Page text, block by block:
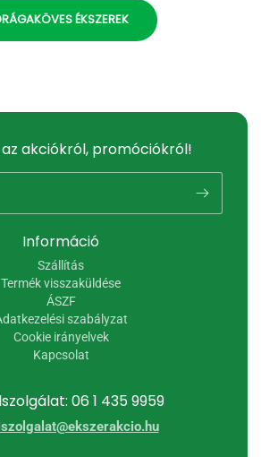
ÉKSZEREK
06 1 435 9959
Információ
Szállítás
Termék visszaküldése
ÁSZF
szabályzat
Cookie irányelvek
Kapcsolat
akciókról, promóciókról!